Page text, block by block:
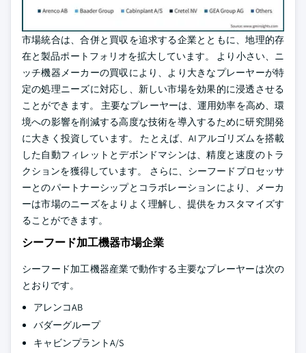
市場統合は、合併と買収を追求する企業とともに、地理的存
在と製品ポートフォリオを拡大しています。 より小さい、ニ
ッチ機器メーカーの買収により、より大きなプレーヤーが特
定の処理ニーズに対応し、新しい市場を効果的に浸透させる
ことができます。 主要なプレーヤーは、運用効率を高め、環
境への影響を削減する高度な技術を導入するために研究開発
に大きく投資しています。 たとえば、AIアルゴリズムを搭載
した自動フィレットとデボンドマシンは、精度と速度のトラ
クションを獲得しています。 さらに、シーフードプロセッサ
ーとのパートナーシップとコラボレーションにより、メーカ
ーは市場のニーズをよりよく理解し、提供をカスタマイズす
ることができます。
シーフード加工機器市場企業
シーフード加工機器産業で動作する主要なプレーヤーは次の
とおりです。
アレンコAB
バダーグループ
キャビンプラントA/S